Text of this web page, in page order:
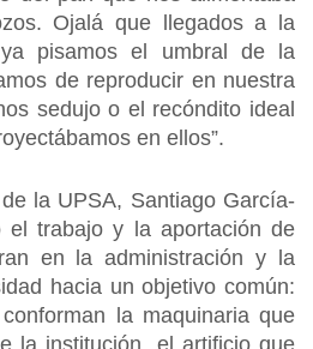
Ojalá que llegados a la
pisamos el umbral de la
de reproducir en nuestra
sedujo o el recóndito ideal
en ellos”.
la UPSA, Santiago García-
el trabajo y la aportación de
en la administración y la
hacia un objetivo común:
la maquinaria que
la institución, el artificio que